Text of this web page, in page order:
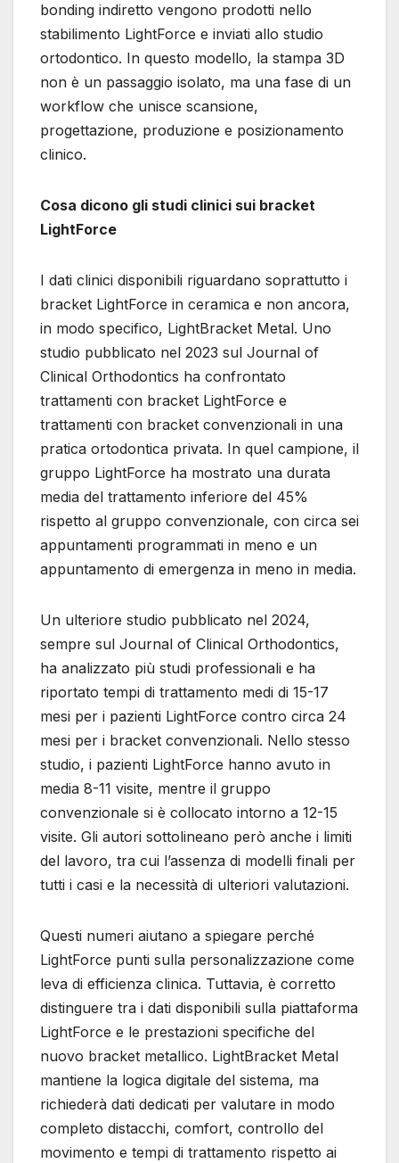
bonding indiretto vengono prodotti nello
stabilimento LightForce e inviati allo studio
ortodontico. In questo modello, la stampa 3D
non è un passaggio isolato, ma una fase di un
workflow che unisce scansione,
progettazione, produzione e posizionamento
clinico.
Cosa dicono gli studi clinici sui bracket
LightForce
I dati clinici disponibili riguardano soprattutto i
bracket LightForce in ceramica e non ancora,
in modo specifico, LightBracket Metal. Uno
studio pubblicato nel 2023 sul Journal of
Clinical Orthodontics ha confrontato
trattamenti con bracket LightForce e
trattamenti con bracket convenzionali in una
pratica ortodontica privata. In quel campione, il
gruppo LightForce ha mostrato una durata
media del trattamento inferiore del 45%
rispetto al gruppo convenzionale, con circa sei
appuntamenti programmati in meno e un
appuntamento di emergenza in meno in media.
Un ulteriore studio pubblicato nel 2024,
sempre sul Journal of Clinical Orthodontics,
ha analizzato più studi professionali e ha
riportato tempi di trattamento medi di 15-17
mesi per i pazienti LightForce contro circa 24
mesi per i bracket convenzionali. Nello stesso
studio, i pazienti LightForce hanno avuto in
media 8-11 visite, mentre il gruppo
convenzionale si è collocato intorno a 12-15
visite. Gli autori sottolineano però anche i limiti
del lavoro, tra cui l’assenza di modelli finali per
tutti i casi e la necessità di ulteriori valutazioni.
Questi numeri aiutano a spiegare perché
LightForce punti sulla personalizzazione come
leva di efficienza clinica. Tuttavia, è corretto
distinguere tra i dati disponibili sulla piattaforma
LightForce e le prestazioni specifiche del
nuovo bracket metallico. LightBracket Metal
mantiene la logica digitale del sistema, ma
richiederà dati dedicati per valutare in modo
completo distacchi, comfort, controllo del
movimento e tempi di trattamento rispetto ai